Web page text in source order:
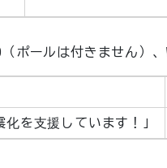
ポールは付きません）
化を支援しています！」